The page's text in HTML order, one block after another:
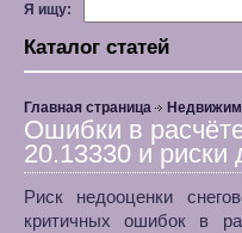
Я ищу:
Каталог статей
Главная страница
Ошибки в
20.13330 и риски
Риск недооценки
критичных ошибок в